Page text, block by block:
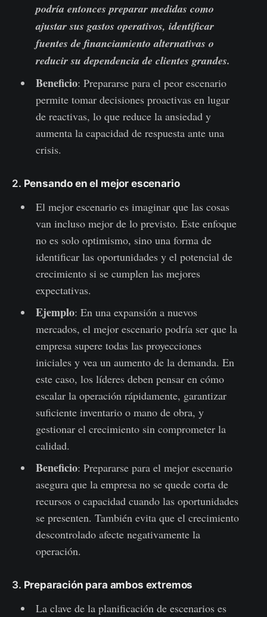
podría entonces preparar medidas como
ajustar sus gastos operativos, identificar
fuentes de financiamiento alternativas o
reducir su dependencia de clientes grandes.
Beneficio: Prepararse para el peor escenario
permite tomar decisiones proactivas en lugar
de reactivas, lo que reduce la ansiedad y
aumenta la capacidad de respuesta ante una
crisis.
2. Pensando en el mejor escenario
El mejor escenario es imaginar que las cosas
van incluso mejor de lo previsto. Este enfoque
no es solo optimismo, sino una forma de
identificar las oportunidades y el potencial de
crecimiento si se cumplen las mejores
expectativas.
Ejemplo: En una expansión a nuevos
mercados, el mejor escenario podría ser que la
empresa supere todas las proyecciones
iniciales y vea un aumento de la demanda. En
este caso, los líderes deben pensar en cómo
escalar la operación rápidamente, garantizar
suficiente inventario o mano de obra, y
gestionar el crecimiento sin comprometer la
calidad.
Beneficio: Prepararse para el mejor escenario
asegura que la empresa no se quede corta de
recursos o capacidad cuando las oportunidades
se presenten. También evita que el crecimiento
descontrolado afecte negativamente la
operación.
3. Preparación para ambos extremos
La clave de la planificación de escenarios es